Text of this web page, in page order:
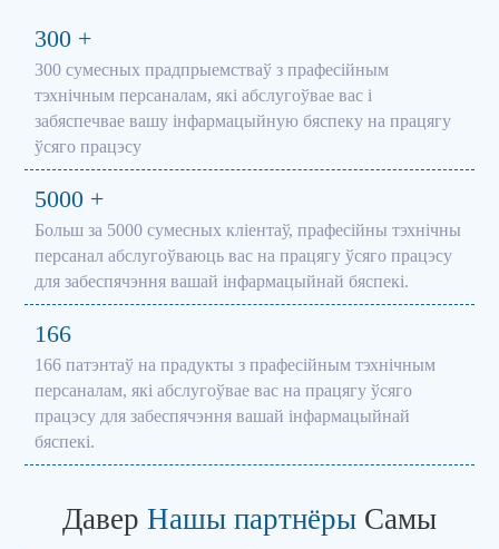
300 +
300 сумесных прадпрыемстваў з прафесійным
тэхнічным персаналам, які абслугоўвае вас і
забяспечвае вашу інфармацыйную бяспеку на працягу
ўсяго працэсу
5000 +
Больш за 5000 сумесных кліентаў, прафесійны тэхнічны
персанал абслугоўваюць вас на працягу ўсяго працэсу
для забеспячэння вашай інфармацыйнай бяспекі.
166
166 патэнтаў на прадукты з прафесійным тэхнічным
персаналам, які абслугоўвае вас на працягу ўсяго
працэсу для забеспячэння вашай інфармацыйнай
бяспекі.
Давер Нашы партнёры Самы